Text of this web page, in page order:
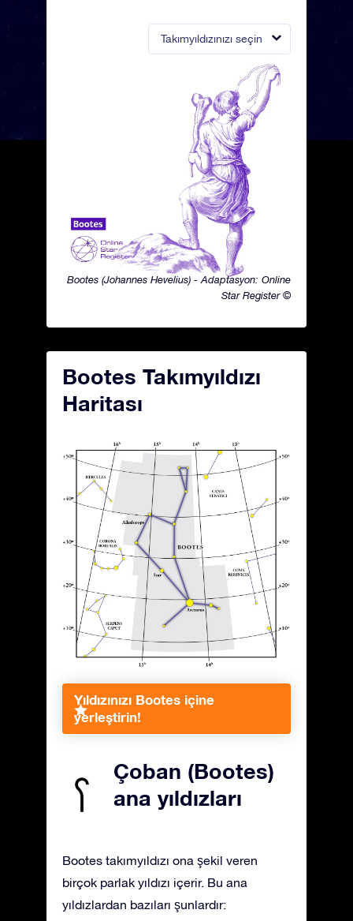
Takımyıldızınızı seçin
Bootes (Johannes Hevelius) - Adaptasyon: Online
Star Register ©
Bootes Takımyıldızı
Haritası
Yıldızınızı Bootes içine
yerleştirin!
Çoban (Bootes)
ana yıldızları
Bootes takımyıldızı ona şekil veren
birçok parlak yıldızı içerir. Bu ana
yıldızlardan bazıları şunlardır: